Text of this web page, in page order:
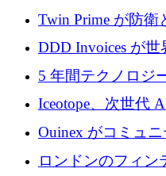
たシリア人に国際
Twin Prime が防
ロンティア AI モ
万ドルのプレシー
DDD Invoices が
ライアンスを簡素
を調達
5 年間テクノロジ
プリンティングの
Iceotope、次世代
冷却を促進するた
Ouinex がコミュ
成、トークン プラ
ロンドンのフィン